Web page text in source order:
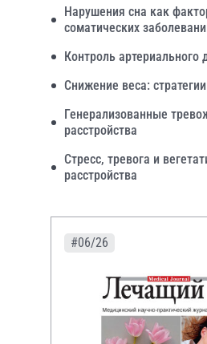
Нарушения сна как
соматических
Контроль артериального
Снижение веса:
Генерализованные
расстройства
Стресс, тревога и
расстройства
#06/26